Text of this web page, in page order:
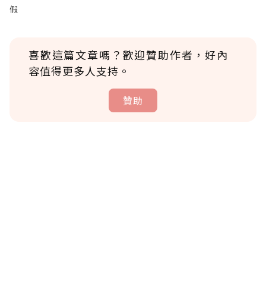
假
喜歡這篇文章嗎？歡迎贊助作者，好內
容值得更多人支持。
贊助